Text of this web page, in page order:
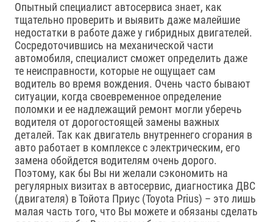
Опытный специалист автосервиса знает, как
тщательно проверить и выявить даже малейшие
недостатки в работе даже у гибридных двигателей.
Сосредоточившись на механической части
автомобиля, специалист сможет определить даже
те неисправности, которые не ощущает сам
водитель во время вождения. Очень часто бывают
ситуации, когда своевременное определение
поломки и ее надлежащий ремонт могли уберечь
водителя от дорогостоящей замены важных
деталей. Так как двигатель внутреннего сгорания в
авто работает в комплексе с электрическим, его
замена обойдется водителям очень дорого.
Поэтому, как бы Вы ни желали сэкономить на
регулярных визитах в автосервис, диагностика ДВС
(двигателя) в Тойота Приус (Toyota Prius) – это лишь
малая часть того, что Вы можете и обязаны сделать